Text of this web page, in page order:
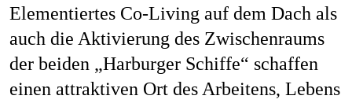
Elementiertes Co-Living auf dem Dach als
auch die Aktivierung des Zwischenraums
der beiden „Harburger Schiffe“ schaffen
einen attraktiven Ort des Arbeitens, Lebens